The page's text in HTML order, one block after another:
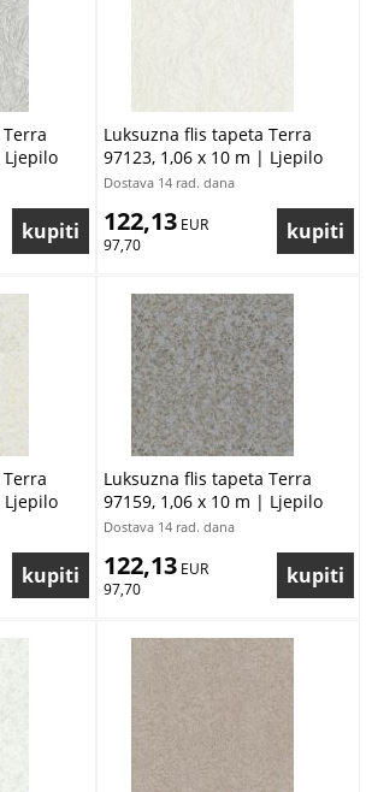
Ljepilo
Luksuzna flis tapeta Terra
97123, 1,06 x 10 m | Ljepilo
besplatno
Dostava 14 rad. dana
122,13 EUR
97,70
Ljepilo
Luksuzna flis tapeta Terra
97159, 1,06 x 10 m | Ljepilo
besplatno
Dostava 14 rad. dana
122,13 EUR
97,70